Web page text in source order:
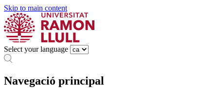
Skip to main content
Select your language
Navegació principal